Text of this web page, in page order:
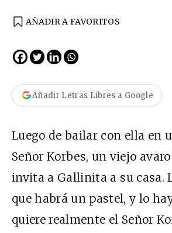
AÑADIR A FAVORITOS
Añadir Letras Libres a Google
Luego de bailar con ella en
Señor Korbes, un viejo
invita a Gallinita a su casa.
que habrá un pastel, y lo
quiere realmente el Señor